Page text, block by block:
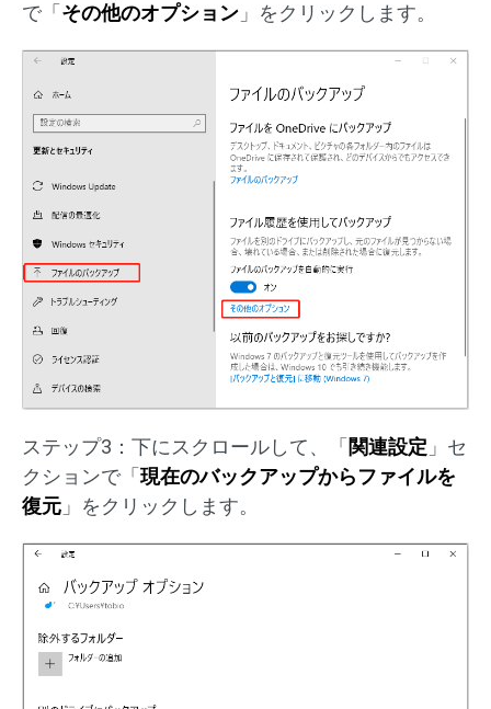
で「 その他のオプション 」をクリックします。
ステップ3：下にスクロールして、「 関連設定 」セ
クションで「 現在のバックアップからファイルを
復元 」をクリックします。